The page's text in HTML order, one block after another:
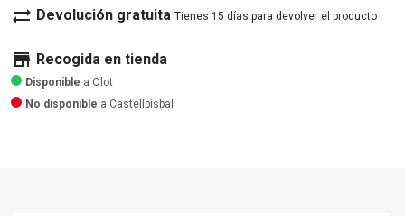
sync_alt Devolución gratuita Tienes 15 días para devolver el producto
store Recogida en tienda
Disponible a Olot
No disponible a Castellbisbal